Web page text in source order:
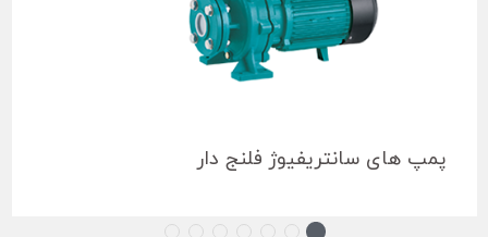
پمپ های سانتریفیوژ فلنج دار